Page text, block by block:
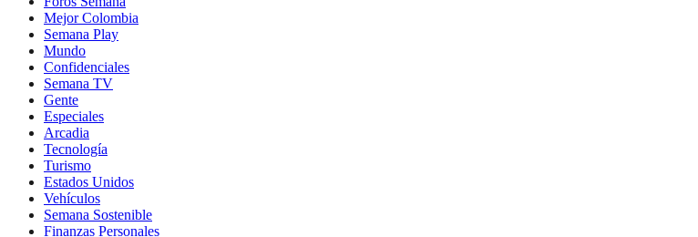
Mejor Colombia
Semana Play
Mundo
Confidenciales
Semana TV
Gente
Especiales
Arcadia
Tecnología
Turismo
Estados Unidos
Vehículos
Semana Sostenible
Finanzas Personales